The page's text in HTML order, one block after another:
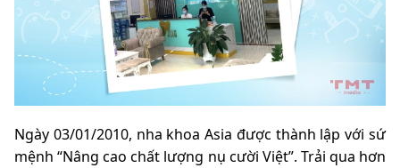
Ngày 03/01/2010, nha khoa Asia được thành lập với sứ
mệnh “Nâng cao chất lượng nụ cười Việt”. Trải qua hơn